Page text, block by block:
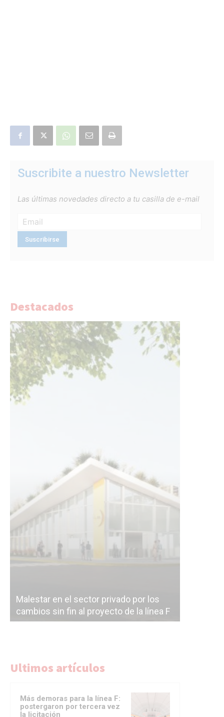
Suscribite a nuestro Newsletter
Las últimas novedades directo a tu casilla de e-mail
Destacados
Malestar en el sector privado por los
cambios sin fin al proyecto de la línea F
Ultimos artículos
Más demoras para la línea F:
postergaron por tercera vez
la licitación